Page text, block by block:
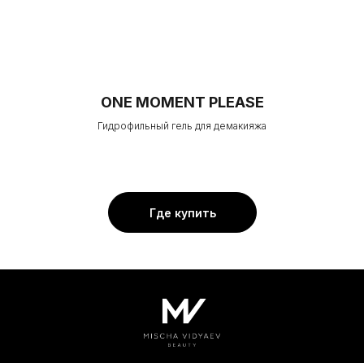
ONE MOMENT PLEASE
Гидрофильный гель для демакияжа
Где купить